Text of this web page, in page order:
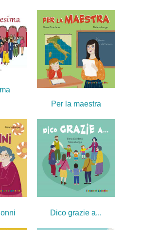
Per la maestra
Dico grazie a...